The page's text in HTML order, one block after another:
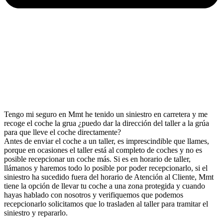
Tengo mi seguro en Mmt he tenido un siniestro en carretera y me
recoge el coche la grua ¿puedo dar la dirección del taller a la grúa
para que lleve el coche directamente?
Antes de enviar el coche a un taller, es imprescindible que llames,
porque en ocasiones el taller está al completo de coches y no es
posible recepcionar un coche más. Si es en horario de taller,
llámanos y haremos todo lo posible por poder recepcionarlo, si el
siniestro ha sucedido fuera del horario de Atención al Cliente, Mmt
tiene la opción de llevar tu coche a una zona protegida y cuando
hayas hablado con nosotros y verifiquemos que podemos
recepcionarlo solicitamos que lo trasladen al taller para tramitar el
siniestro y repararlo.